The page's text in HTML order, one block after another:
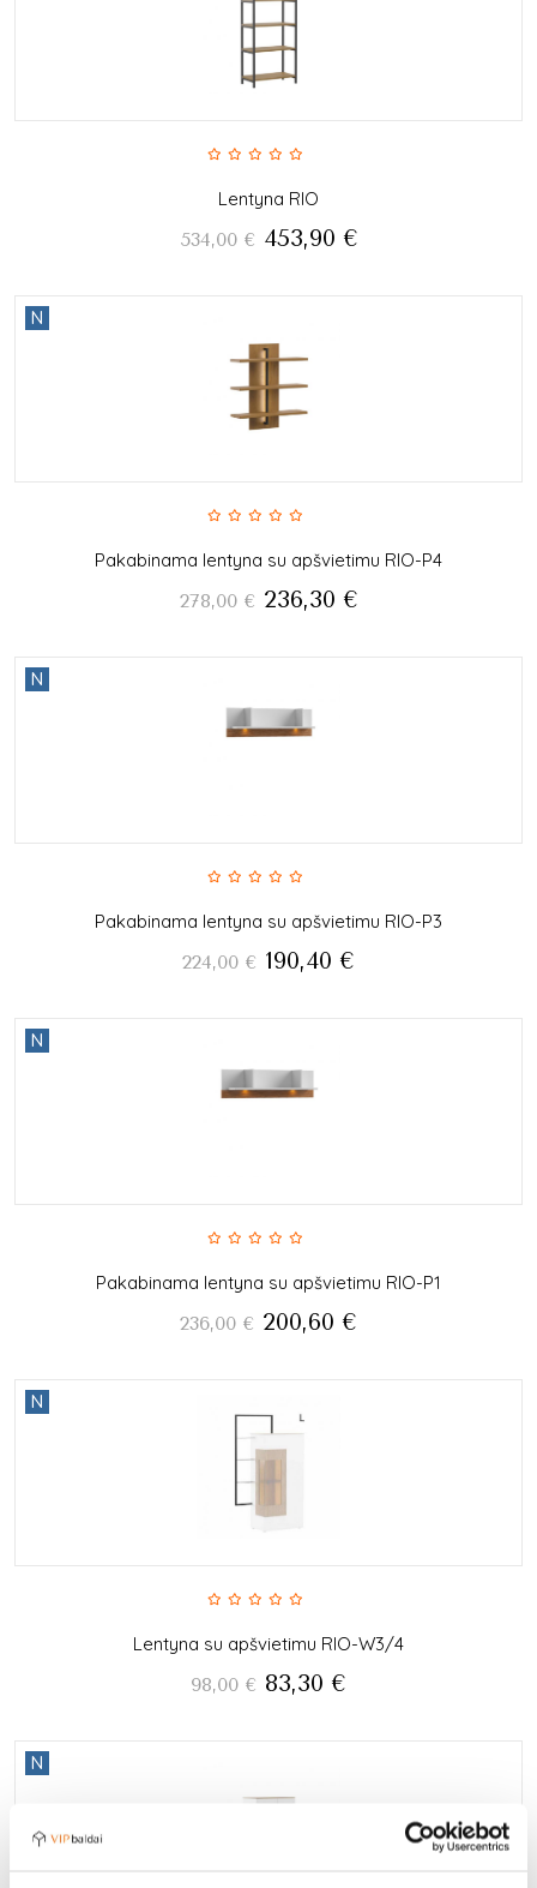
Lentyna RIO
534,00 € 453,90 €
N
Pakabinama lentyna su apšvietimu RIO-P4
278,00 € 236,30 €
N
Pakabinama lentyna su apšvietimu RIO-P3
224,00 € 190,40 €
N
Pakabinama lentyna su apšvietimu RIO-P1
236,00 € 200,60 €
N
Lentyna su apšvietimu RIO-W3/4
98,00 € 83,30 €
N